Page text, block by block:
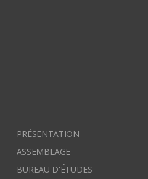
PRÉSENTATION
ASSEMBLAGE
BUREAU D'ÉTUDES